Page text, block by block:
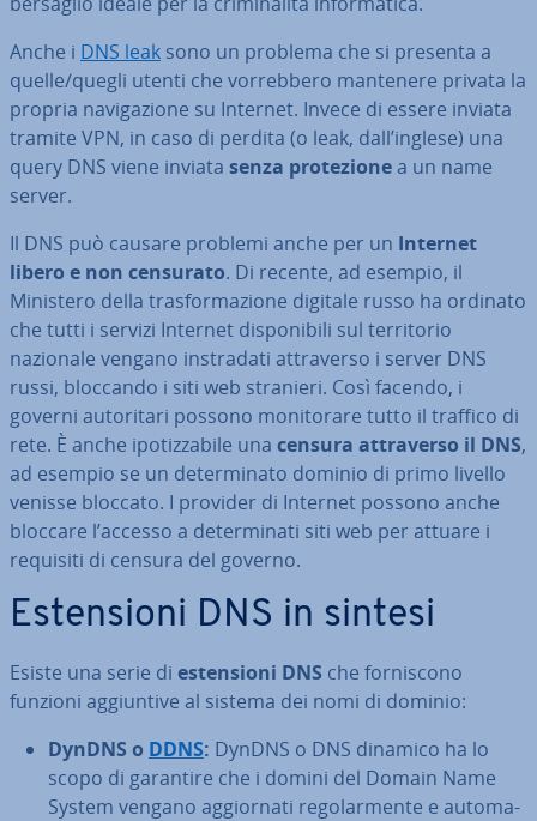
Anche i DNS leak sono un problema che si presenta a
quelle/quegli utenti che vor­reb­be­ro mantenere privata la
propria na­vi­ga­zio­ne su Internet. Invece di essere inviata
tramite VPN, in caso di perdita (o leak, dall’inglese) una
query DNS viene inviata senza pro­te­zio­nea un name
server.
Il DNS può causare problemi anche per un Internet
libero e non censurato. Di recente, ad esempio, il
Ministero della tra­sfor­ma­zio­ne digitale russo ha ordinato
che tutti i servizi Internet di­spo­ni­bi­li sul ter­ri­to­rio
nazionale vengano in­stra­da­ti at­tra­ver­so i server DNS
russi, bloccando i siti web stranieri. Così facendo, i
governi au­to­ri­ta­ri possono mo­ni­to­ra­re tutto il traffico di
rete. È anche ipo­tiz­za­bi­le una censura at­tra­ver­so il DNS,
ad esempio se un de­ter­mi­na­to dominio di primo livello
venisse bloccato. I provider di Internet possono anche
bloccare l’accesso a de­ter­mi­na­ti siti web per attuare i
requisiti di censura del governo.
Esten­sio­ni DNS in sintesi
Esiste una serie di esten­sio­ni DNS che for­ni­sco­no
funzioni ag­giun­ti­ve al sistema dei nomi di dominio:
DynDNS o DDNS: DynDNS o DNS dinamico ha lo
scopo di garantire che i domini del Domain Name
System vengano ag­gior­na­ti re­go­lar­men­te e au­to­ma­